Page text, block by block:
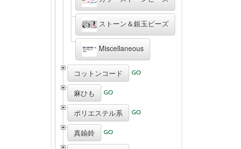
ストーン＆銀玉ビーズ
Miscellaneous
コットンコード
麻ひも
ポリエステル系
真鍮鈴